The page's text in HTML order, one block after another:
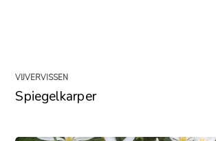
VIJVERVISSEN
Spiegelkarper